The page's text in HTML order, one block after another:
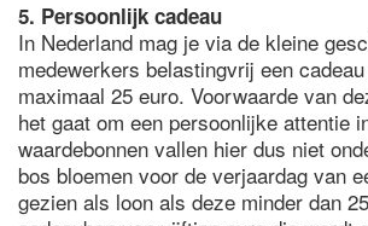
5. Persoonlijk cadeau
In Nederland mag je via de kleine
medewerkers belastingvrij een
maximaal 25 euro. Voorwaarde van
het gaat om een persoonlijke attentie
waardebonnen vallen hier dus niet
bos bloemen voor de verjaardag van
gezien als loon als deze minder dan